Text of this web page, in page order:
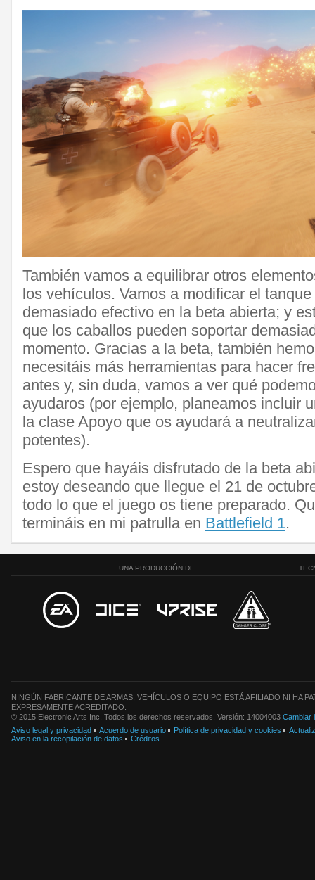
También vamos a equilibrar otros
los vehículos. Vamos a modificar el
demasiado efectivo en la beta abierta; y
que los caballos pueden soportar
momento. Gracias a la beta, también
necesitáis más herramientas para hacer
antes y, sin duda, vamos a ver qué
ayudaros (por ejemplo, planeamos incluir
la clase Apoyo que os ayudará a
potentes).
Espero que hayáis disfrutado de la beta
estoy deseando que llegue el 21 de
todo lo que el juego os tiene preparado.
termináis en mi patrulla en Battlefield 1.
UNA PRODUCCIÓN DE
NINGÚN FABRICANTE DE ARMAS, VEHÍCULOS O EQUIPO ESTÁ AFILIADO NI HA
EXPRESAMENTE ACREDITADO.
© 2015 Electronic Arts Inc. Todos los derechos reservados. Versión: 14004003 Cambiar
Aviso legal y privacidad
Acuerdo de usuario Política de privacidad y cookies
Aviso en la recopilación de datos
Créditos